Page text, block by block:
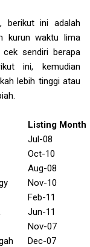
berikut ini adalah
kurun waktu lima
sendiri berapa
ini, kemudian
lebih tinggi atau
Listing Month
Jul-08
Oct-10
Aug-08
Nov-10
Feb-11
Jun-11
Nov-07
Dec-07